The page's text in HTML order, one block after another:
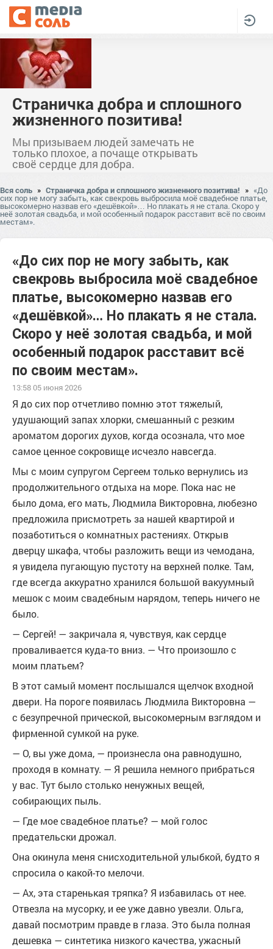
Страничка добра и сплошного
жизненного позитива!
Мы призываем людей замечать не
только плохое, а почаще открывать
своё сердце для добра.
Вся соль » Страничка добра и сплошного жизненного позитива! » «До
сих пор не могу забыть, как свекровь выбросила моё свадебное платье,
высокомерно назвав его «дешёвкой»… Но плакать я не стала. Скоро у
неё золотая свадьба, и мой особенный подарок расставит всё по своим
местам».
«До сих пор не могу забыть, как
свекровь выбросила моё свадебное
платье, высокомерно назвав его
«дешёвкой»… Но плакать я не стала.
Скоро у неё золотая свадьба, и мой
особенный подарок расставит всё
по своим местам».
13:58 05 июня 2026
Я до сих пор отчетливо помню этот тяжелый,
удушающий запах хлорки, смешанный с резким
ароматом дорогих духов, когда осознала, что мое
самое ценное сокровище исчезло навсегда.
Мы с моим супругом Сергеем только вернулись из
продолжительного отдыха на море. Пока нас не
было дома, его мать, Людмила Викторовна, любезно
предложила присмотреть за нашей квартирой и
позаботиться о комнатных растениях. Открыв
дверцу шкафа, чтобы разложить вещи из чемодана,
я увидела пугающую пустоту на верхней полке. Там,
где всегда аккуратно хранился большой вакуумный
мешок с моим свадебным нарядом, теперь ничего не
было.
— Сергей! — закричала я, чувствуя, как сердце
проваливается куда-то вниз. — Что произошло с
моим платьем?
В этот самый момент послышался щелчок входной
двери. На пороге появилась Людмила Викторовна —
с безупречной прической, высокомерным взглядом и
фирменной сумкой на руке.
— О, вы уже дома, — произнесла она равнодушно,
проходя в комнату. — Я решила немного прибраться
у вас. Тут было столько ненужных вещей,
собирающих пыль.
— Где мое свадебное платье? — мой голос
предательски дрожал.
Она окинула меня снисходительной улыбкой, будто я
спросила о какой-то мелочи.
— Ах, эта старенькая тряпка? Я избавилась от нее.
Отвезла на мусорку, и ее уже давно увезли. Ольга,
давай посмотрим правде в глаза. Это была полная
дешевка — синтетика низкого качества, ужасный